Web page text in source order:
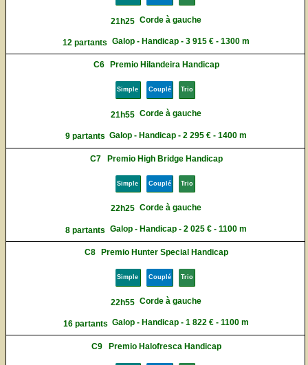
21h25 Corde à gauche
12 partants Galop - Handicap - 3 915 € - 1300 m
C6 Premio Hilandeira Handicap
Simple Couplé Trio
21h55 Corde à gauche
9 partants Galop - Handicap - 2 295 € - 1400 m
C7 Premio High Bridge Handicap
Simple Couplé Trio
22h25 Corde à gauche
8 partants Galop - Handicap - 2 025 € - 1100 m
C8 Premio Hunter Special Handicap
Simple Couplé Trio
22h55 Corde à gauche
16 partants Galop - Handicap - 1 822 € - 1100 m
C9 Premio Halofresca Handicap